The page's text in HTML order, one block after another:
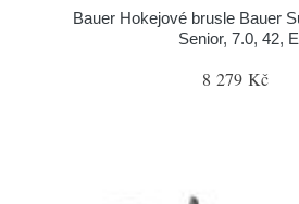
Bauer Hokejové brusle Bauer
Senior, 7.0, 42,
8 279 Kč